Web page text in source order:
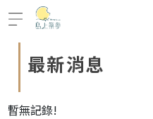
最新消息
暫無記錄!